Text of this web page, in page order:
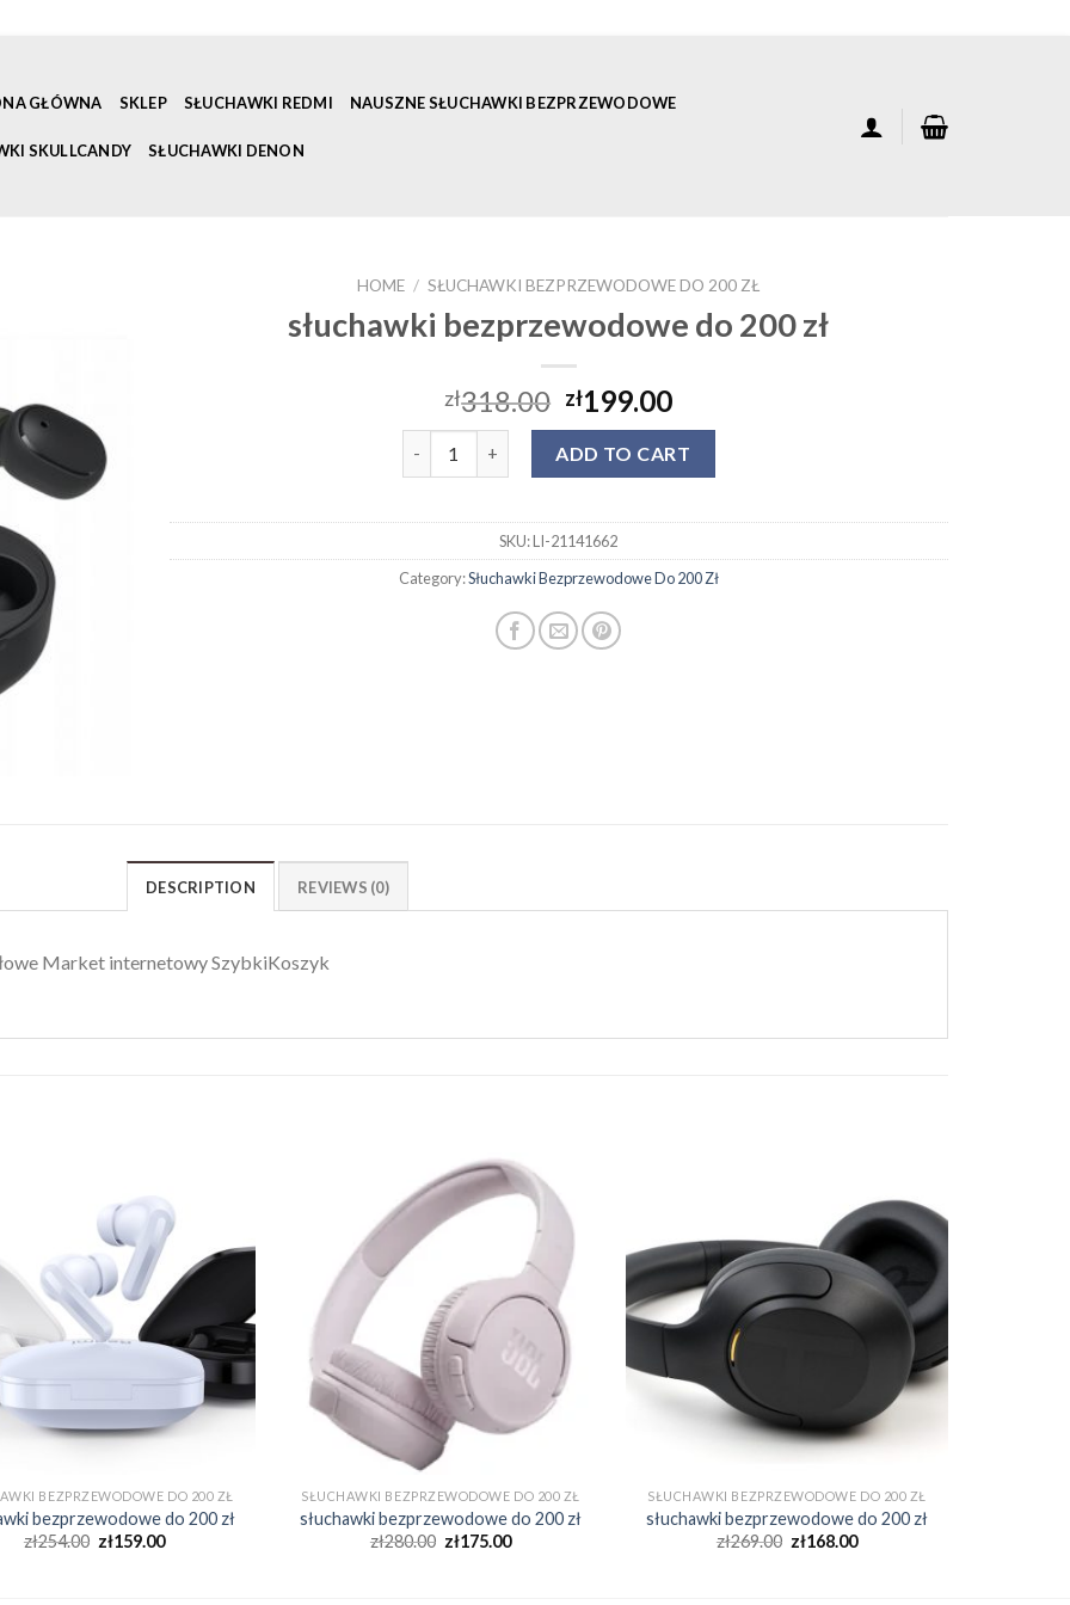
GŁÓWNA SKLEP SŁUCHAWKI REDMI NAUSZNE SŁUCHAWKI BEZPRZEWODOWE
SKULLCANDY SŁUCHAWKI DENON
HOME / SŁUCHAWKI BEZPRZEWODOWE DO 200 ZŁ
słuchawki bezprzewodowe do 200 zł
zł318.00 zł199.00
ADD TO CART
SKU:LI-21141662
Category:Słuchawki Bezprzewodowe Do 200 Zł
DESCRIPTION REVIEWS (0)
Market internetowy SzybkiKoszyk
BEZPRZEWODOWE DO 200 ZŁ
bezprzewodowe do 200 zł
zł254.00 zł159.00
SŁUCHAWKI BEZPRZEWODOWE DO 200 ZŁ
słuchawki bezprzewodowe do 200 zł
zł280.00 zł175.00
SŁUCHAWKI BEZPRZEWODOWE DO 200 ZŁ
słuchawki bezprzewodowe do 200 zł
zł269.00 zł168.00